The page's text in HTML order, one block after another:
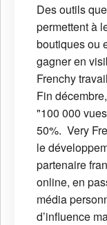
Des outils que
permettent à
boutiques ou
gagner en
Frenchy
Fin
"100 000
50%. Very
le
partenaire
online, en
média
d’influence